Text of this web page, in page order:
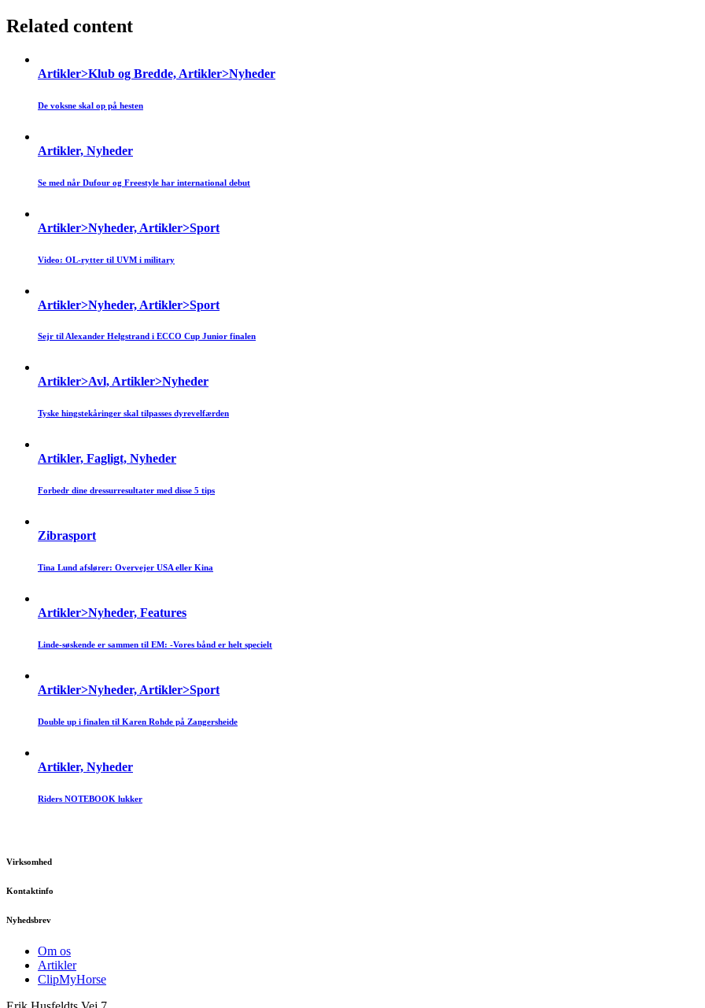
Related content
Artikler>Klub og Bredde, Artikler>Nyheder
De voksne skal op på hesten
Artikler, Nyheder
Se med når Dufour og Freestyle har international debut
Artikler>Nyheder, Artikler>Sport
Video: OL-rytter til UVM i military
Artikler>Nyheder, Artikler>Sport
Sejr til Alexander Helgstrand i ECCO Cup Junior finalen
Artikler>Avl, Artikler>Nyheder
Tyske hingstekåringer skal tilpasses dyrevelfærden
Artikler, Fagligt, Nyheder
Forbedr dine dressurresultater med disse 5 tips
Zibrasport
Tina Lund afslører: Overvejer USA eller Kina
Artikler>Nyheder, Features
Linde-søskende er sammen til EM: -Vores bånd er helt specielt
Artikler>Nyheder, Artikler>Sport
Double up i finalen til Karen Rohde på Zangersheide
Artikler, Nyheder
Riders NOTEBOOK lukker
Virksomhed
Kontaktinfo
Nyhedsbrev
Om os
Artikler
ClipMyHorse